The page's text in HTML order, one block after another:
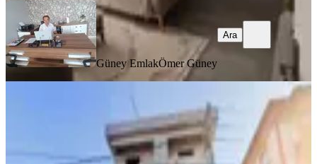
Güney EmlakÖmer Güney
Ara
Germenıcıa'dan Pıazza'ya Çok Yakın
Yeni Yapı Satılık 1+1 Daire
Dulkadiroğlu, Egemenlik Mahallesi